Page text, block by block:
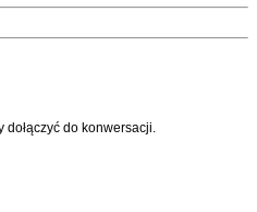
dołączyć do konwersacji.